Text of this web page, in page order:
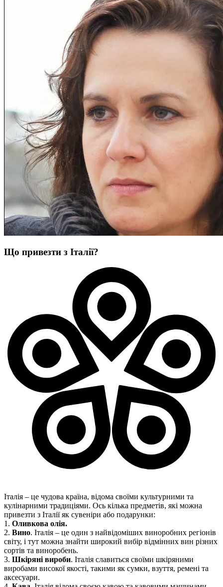
Що привезти з Італії?
Італія – ​​це чудова країна, відома своїми культурними та
кулінарними традиціями. Ось кілька предметів, які можна
привезти з Італії як сувеніри або подарунки:
1. Оливкова олія.
2. Вино. Італія – ​​це один з найвідоміших виноробних регіонів
світу, і тут можна знайти широкий вибір відмінних вин різних
сортів та виноробень.
3. Шкіряні вироби. Італія славиться своїми шкіряними
виробами високої якості, такими як сумки, взуття, ремені та
аксесуари.